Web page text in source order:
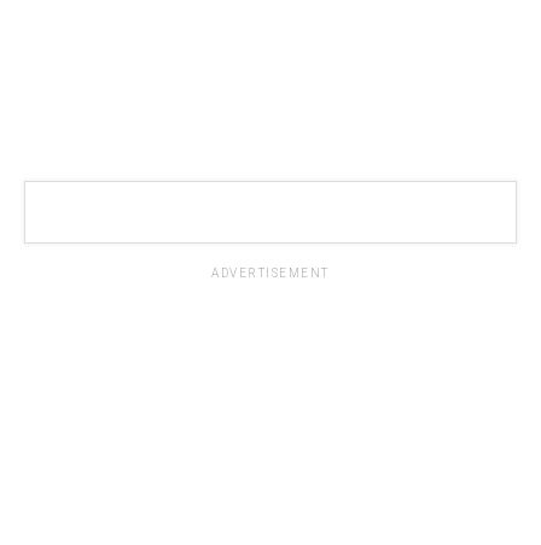
ADVERTISEMENT